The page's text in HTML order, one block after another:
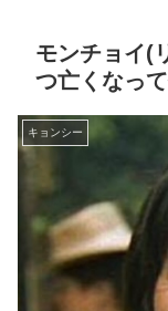
モンチョイ(
つ亡くなっ
キョンシー